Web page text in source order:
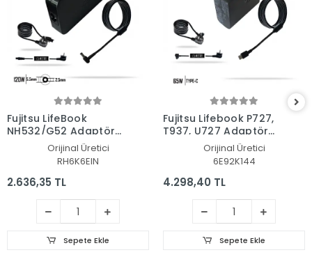
Fujitsu LifeBook
NH532/G52 Adaptör
Şarj Aleti-Cihazı
Orijinal Üretici
RH6K6EIN
2.636,35 TL
Sepete Ekle
Fujitsu Lifebook P727,
T937, U727 Adaptör
Şarj Aleti-Cihazı
Orijinal Üretici
6E92K144
4.298,40 TL
Sepete Ekle